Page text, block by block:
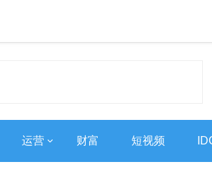
运营 财富 短视频